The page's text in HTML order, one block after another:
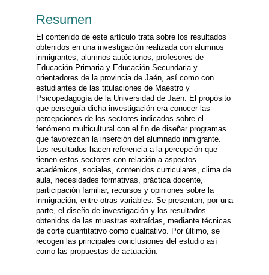
Resumen
El contenido de este artículo trata sobre los resultados
obtenidos en una investigación realizada con alumnos
inmigrantes, alumnos autóctonos, profesores de
Educación Primaria y Educación Secundaria y
orientadores de la provincia de Jaén, así como con
estudiantes de las titulaciones de Maestro y
Psicopedagogía de la Universidad de Jaén. El propósito
que perseguía dicha investigación era conocer las
percepciones de los sectores indicados sobre el
fenómeno multicultural con el fin de diseñar programas
que favorezcan la inserción del alumnado inmigrante.
Los resultados hacen referencia a la percepción que
tienen estos sectores con relación a aspectos
académicos, sociales, contenidos curriculares, clima de
aula, necesidades formativas, práctica docente,
participación familiar, recursos y opiniones sobre la
inmigración, entre otras variables. Se presentan, por una
parte, el diseño de investigación y los resultados
obtenidos de las muestras extraídas, mediante técnicas
de corte cuantitativo como cualitativo. Por último, se
recogen las principales conclusiones del estudio así
como las propuestas de actuación.